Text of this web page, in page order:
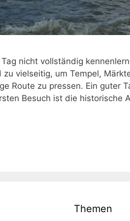
nicht vollständig
vielseitig, um Tempel,
Route zu pressen. Ein guter
Besuch ist die historische
Themen